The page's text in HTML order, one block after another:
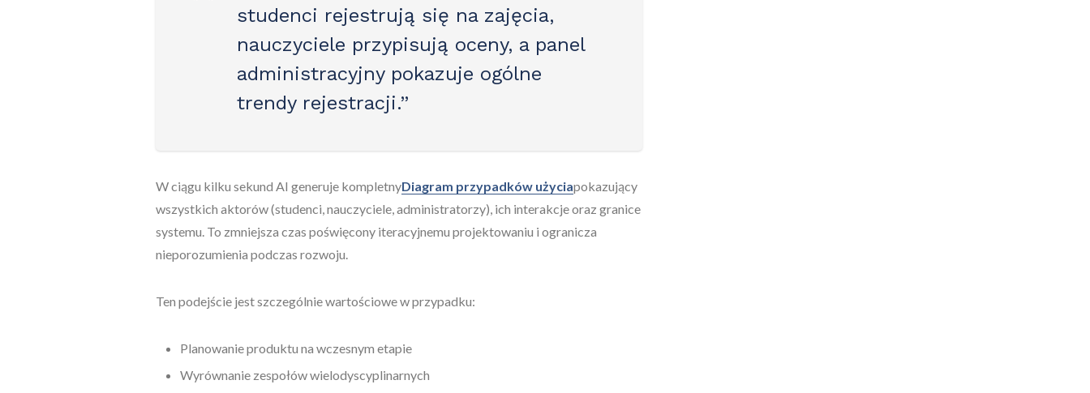
studenci rejestrują się na zajęcia,
nauczyciele przypisują oceny, a panel
administracyjny pokazuje ogólne
trendy rejestracji.”
W ciągu kilku sekund AI generuje kompletnyDiagram przypadków użyciapokazujący
wszystkich aktorów (studenci, nauczyciele, administratorzy), ich interakcje oraz granice
systemu. To zmniejsza czas poświęcony iteracyjnemu projektowaniu i ogranicza
nieporozumienia podczas rozwoju.
Ten podejście jest szczególnie wartościowe w przypadku:
Planowanie produktu na wczesnym etapie
Wyrównanie zespołów wielodyscyplinarnych